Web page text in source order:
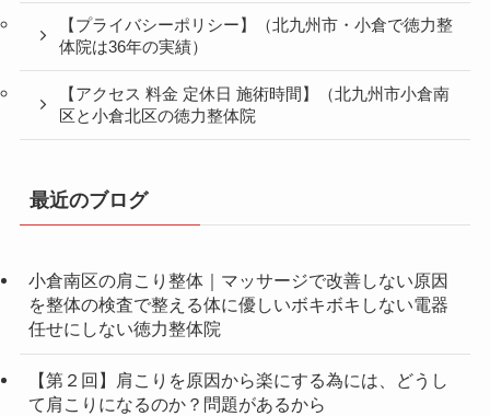
【プライバシーポリシー】（北九州市・小倉で徳力整
体院は36年の実績）
【アクセス 料金 定休日 施術時間】（北九州市小倉南
区と小倉北区の徳力整体院
最近のブログ
小倉南区の肩こり整体｜マッサージで改善しない原因
を整体の検査で整える体に優しいボキボキしない電器
任せにしない徳力整体院
【第２回】肩こりを原因から楽にする為には、どうし
て肩こりになるのか？問題があるから